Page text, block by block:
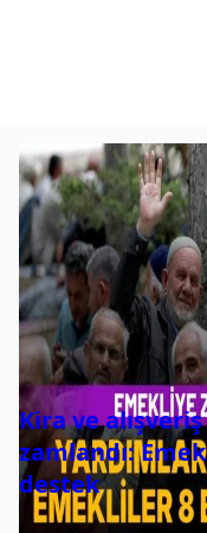
Kira ve alışveriş
zamlandı:
destek